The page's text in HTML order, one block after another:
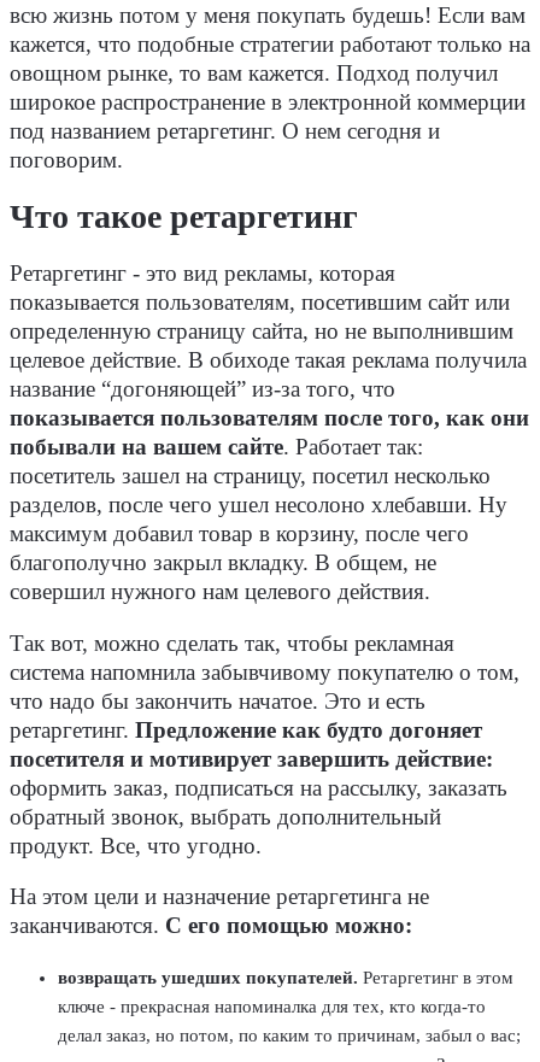
всю жизнь потом у меня покупать будешь! Если вам
кажется, что подобные стратегии работают только на
овощном рынке, то вам кажется. Подход получил
широкое распространение в электронной коммерции
под названием ретаргетинг. О нем сегодня и
поговорим.
Что такое ретаргетинг
Ретаргетинг - это вид рекламы, которая
показывается пользователям, посетившим сайт или
определенную страницу сайта, но не выполнившим
целевое действие. В обиходе такая реклама получила
название “догоняющей” из-за того, что
показывается пользователям после того, как они
побывали на вашем сайте. Работает так:
посетитель зашел на страницу, посетил несколько
разделов, после чего ушел несолоно хлебавши. Ну
максимум добавил товар в корзину, после чего
благополучно закрыл вкладку. В общем, не
совершил нужного нам целевого действия.
Так вот, можно сделать так, чтобы рекламная
система напомнила забывчивому покупателю о том,
что надо бы закончить начатое. Это и есть
ретаргетинг. Предложение как будто догоняет
посетителя и мотивирует завершить действие:
оформить заказ, подписаться на рассылку, заказать
обратный звонок, выбрать дополнительный
продукт. Все, что угодно.
На этом цели и назначение ретаргетинга не
заканчиваются. С его помощью можно:
возвращать ушедших покупателей. Ретаргетинг в этом
ключе - прекрасная напоминалка для тех, кто когда-то
делал заказ, но потом, по каким то причинам, забыл о вас;